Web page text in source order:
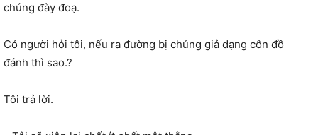
chúng đày đoạ.
Có người hỏi tôi, nếu ra đường bị chúng giả dạng côn đồ
đánh thì sao.?
Tôi trả lời.